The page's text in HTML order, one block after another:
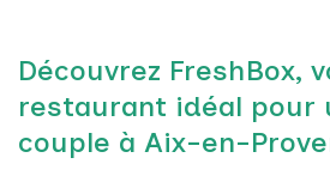
Découvrez FreshBox,
restaurant idéal pour
couple à Aix-en-